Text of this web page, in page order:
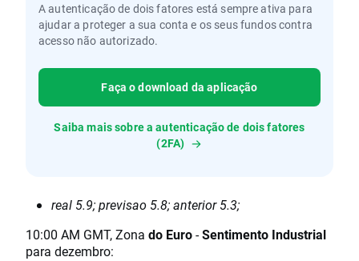
A autenticação de dois fatores está sempre ativa para
ajudar a proteger a sua conta e os seus fundos contra
acesso não autorizado.
Faça o download da aplicação
Saiba mais sobre a autenticação de dois fatores
(2FA)
real 5.9; previsao 5.8; anterior 5.3;
10:00 AM GMT, Zona do Euro-Sentimento Industrial
para dezembro: